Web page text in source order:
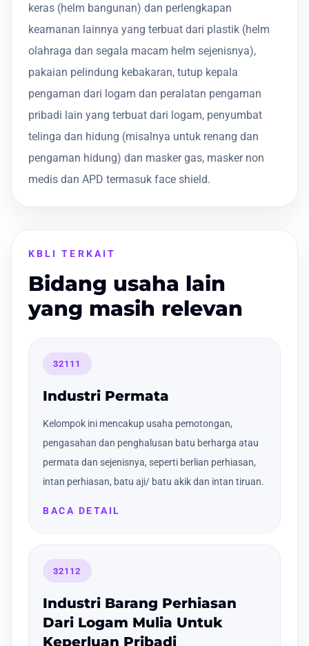
keras (helm bangunan) dan perlengkapan
keamanan lainnya yang terbuat dari plastik (helm
olahraga dan segala macam helm sejenisnya),
pakaian pelindung kebakaran, tutup kepala
pengaman dari logam dan peralatan pengaman
pribadi lain yang terbuat dari logam, penyumbat
telinga dan hidung (misalnya untuk renang dan
pengaman hidung) dan masker gas, masker non
medis dan APD termasuk face shield.
KBLI TERKAIT
Bidang usaha lain
yang masih relevan
32111
Industri Permata
Kelompok ini mencakup usaha pemotongan,
pengasahan dan penghalusan batu berharga atau
permata dan sejenisnya, seperti berlian perhiasan,
intan perhiasan, batu aji/ batu akik dan intan tiruan.
BACA DETAIL
32112
Industri Barang Perhiasan
Dari Logam Mulia Untuk
Keperluan Pribadi